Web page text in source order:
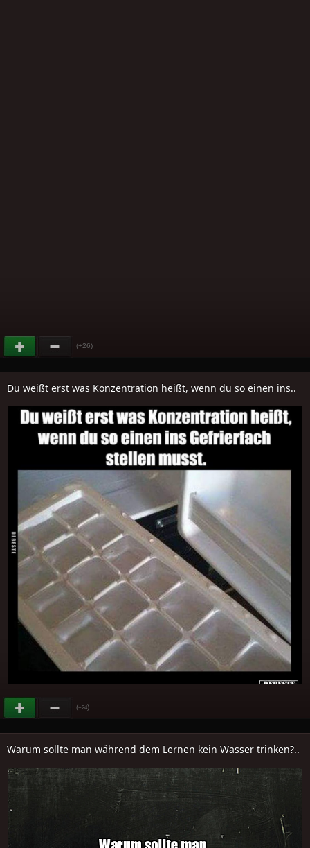
(+26)
Du weißt erst was Konzentration heißt, wenn du so einen ins..
(+24)
Warum sollte man während dem Lernen kein Wasser trinken?..